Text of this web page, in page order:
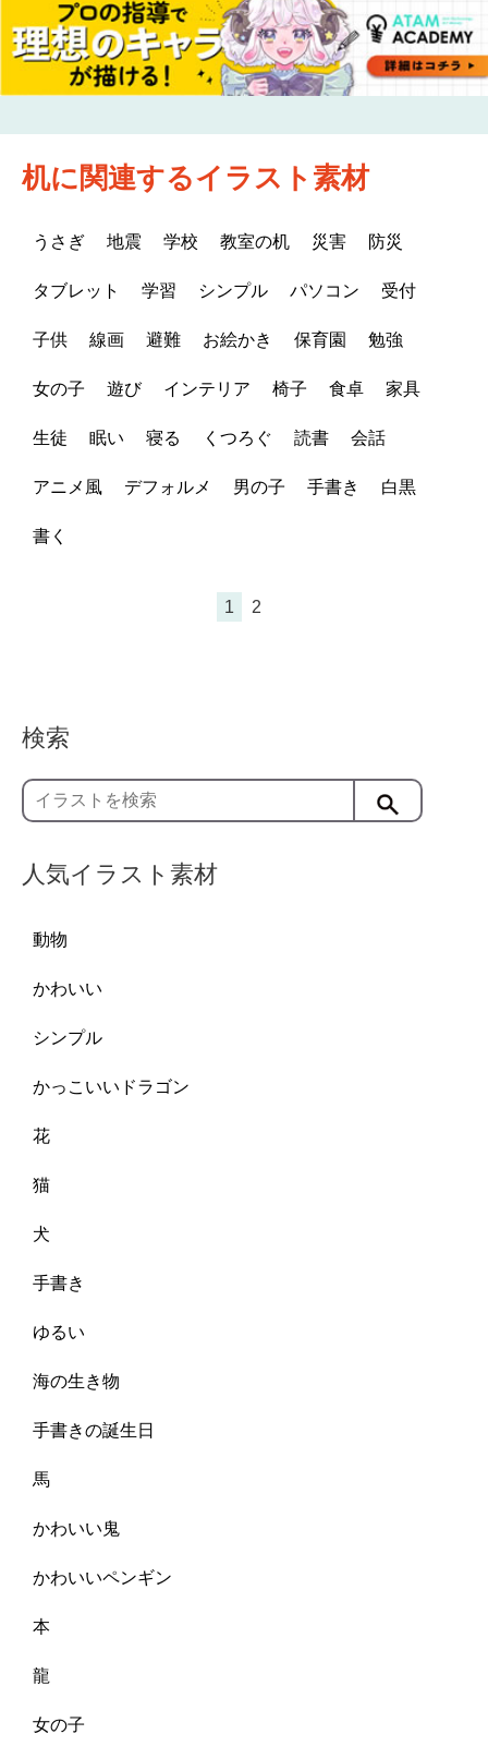
机に関連するイラスト素材
うさぎ 地震 学校 教室の机 災害 防災
タブレット 学習 シンプル パソコン 受付
子供 線画 避難 お絵かき 保育園 勉強
女の子 遊び インテリア 椅子 食卓 家具
生徒 眠い 寝る くつろぐ 読書 会話
アニメ風 デフォルメ 男の子 手書き 白黒
書く
1 2
検索
人気イラスト素材
動物
かわいい
シンプル
かっこいいドラゴン
花
猫
犬
手書き
ゆるい
海の生き物
手書きの誕生日
馬
かわいい鬼
かわいいペンギン
本
龍
女の子